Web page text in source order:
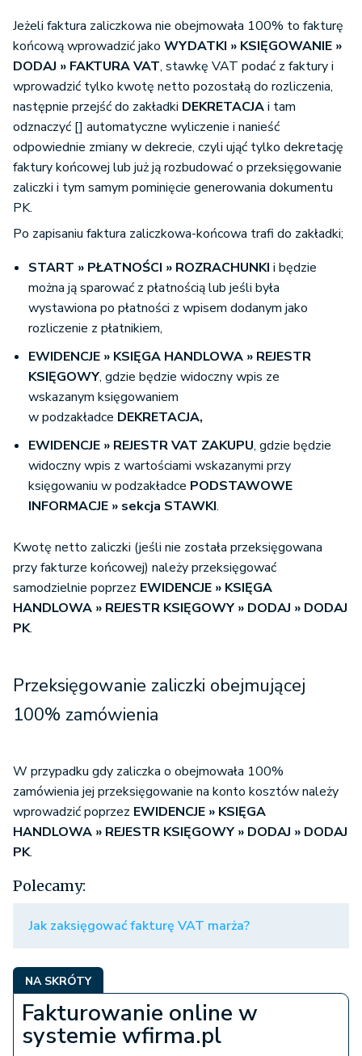
Jeżeli faktura zaliczkowa nie obejmowała 100% to fakturę
końcową wprowadzić jako WYDATKI » KSIĘGOWANIE »
DODAJ » FAKTURA VAT, stawkę VAT podać z faktury i
wprowadzić tylko kwotę netto pozostałą do rozliczenia,
następnie przejść do zakładki DEKRETACJAi tam
odznaczyć [] automatyczne wyliczenie i nanieść
odpowiednie zmiany w dekrecie, czyli ująć tylko dekretację
faktury końcowej lub już ją rozbudować o przeksięgowanie
zaliczki i tym samym pominięcie generowania dokumentu
PK.
Po zapisaniu faktura zaliczkowa-końcowa trafi do zakładki;
START » PŁATNOŚCI » ROZRACHUNKI i będzie
można ją sparować z płatnością lub jeśli była
wystawiona po płatności z wpisem dodanym jako
rozliczenie z płatnikiem,
EWIDENCJE » KSIĘGA HANDLOWA » REJESTR
KSIĘGOWY, gdzie będzie widoczny wpis ze
wskazanym księgowaniem
w podzakładce DEKRETACJA,
EWIDENCJE » REJESTR VAT ZAKUPU, gdzie będzie
widoczny wpis z wartościami wskazanymi przy
księgowaniu w podzakładce PODSTAWOWE
INFORMACJE » sekcja STAWKI.
Kwotę netto zaliczki (jeśli nie została przeksięgowana
przy fakturze końcowej) należy przeksięgować
samodzielnie poprzez EWIDENCJE » KSIĘGA
HANDLOWA » REJESTR KSIĘGOWY » DODAJ » DODAJ
PK.
Przeksięgowanie zaliczki obejmującej
100% zamówienia
W przypadku gdy zaliczka o obejmowała 100%
zamówienia jej przeksięgowanie na konto kosztów należy
wprowadzić poprzez EWIDENCJE » KSIĘGA
HANDLOWA » REJESTR KSIĘGOWY » DODAJ » DODAJ
PK.
Polecamy:
Jak zaksięgować fakturę VAT marża?
NA SKRÓTY
Fakturowanie online w
systemie wfirma.pl